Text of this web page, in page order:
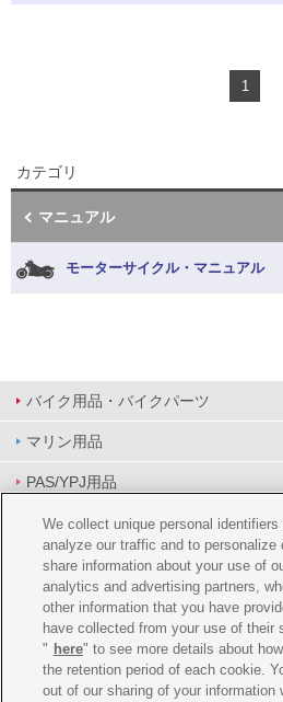
1
カテゴリ
マニュアル
モーターサイクル・マニュアル
バイク用品・バイクパーツ
マリン用品
PAS/YPJ用品
その他用品
イベント&エンターテイメント
オンラインショップ
企業情報
ご利用規約 推薦環境 プライバシーポリシ
We collect unique personal
analyze our traffic and to personalize
share information about your use of
analytics and advertising partners,
other information that you have
have collected from your use of their
" here" to see more details about
the retention period of each cookie.
out of our sharing of your information